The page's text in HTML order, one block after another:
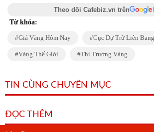
Theo dõi Cafebiz.vn trên
Từ khóa:
Giá Vàng Hôm Nay Cục Dự Trữ Liên Bang
Vàng Thế Giới Thị Trường Vàng
TIN CÙNG CHUYÊN MỤC
ĐỌC THÊM